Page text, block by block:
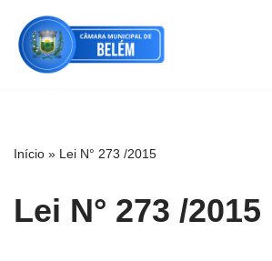
Pular
para
Início » Lei N° 273 /2015
Lei N° 273 /2015